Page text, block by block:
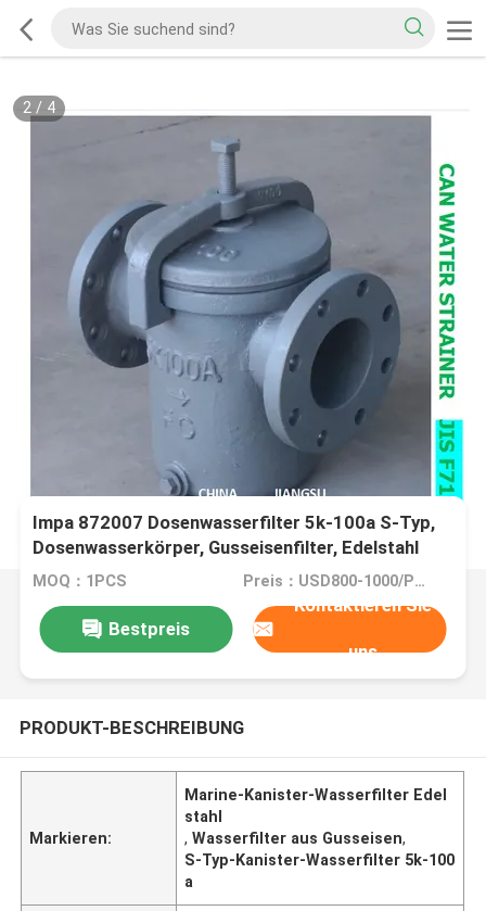
2/ 4
Impa 872007 Dosenwasserfilter 5k-100a S-Typ,
Dosenwasserkörper, Gusseisenfilter, Edelstahl
MOQ：1PCS Preis：USD800-1000/PCS
Bestpreis
Kontaktieren Sie
uns
PRODUKT-BESCHREIBUNG
Markieren:
Marine-Kanister-Wasserfilter Edel
stahl
,Wasserfilter aus Gusseisen,
S-Typ-Kanister-Wasserfilter 5k-100
a